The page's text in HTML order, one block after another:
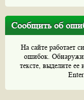
Сообщить об
На сайте работает
ошибок.
тексте, выделите
Enter.